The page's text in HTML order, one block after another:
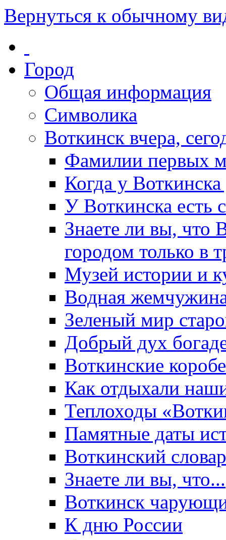
Вернуться к обычному
Город
Общая информация
Символика
Воткинск вчера,
Фамилии первых
Когда у
У Воткинска есть
Знаете ли вы, что
городом только в
Музей истории и
Водная
Зеленый мир
Добрый дух
Воткинские
Как отдыхали
Теплоходы
Памятные даты
Воткинский
Знаете ли вы, что...
Воткинск
К дню России